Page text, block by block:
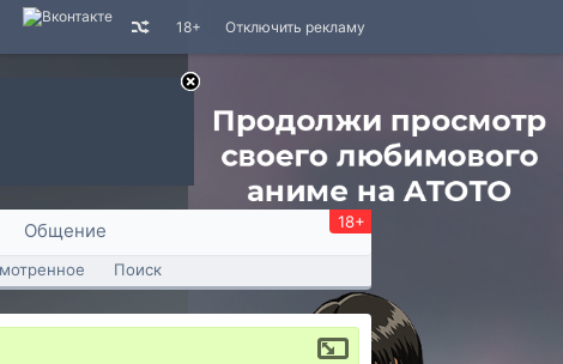
Отключить рекламу
18+
Общение 18+
Поиск